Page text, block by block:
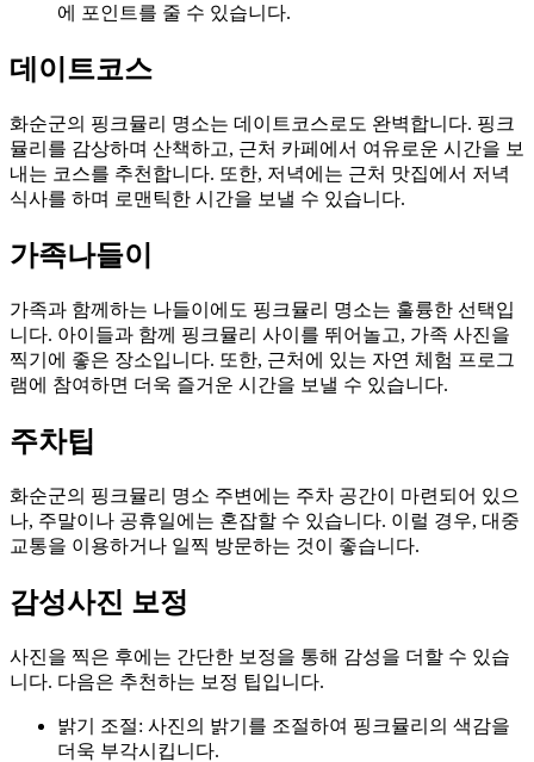
에 포인트를 줄 수 있습니다.
데이트코스
화순군의 핑크뮬리 명소는 데이트코스로도 완벽합니다. 핑크
뮬리를 감상하며 산책하고, 근처 카페에서 여유로운 시간을 보
내는 코스를 추천합니다. 또한, 저녁에는 근처 맛집에서 저녁
식사를 하며 로맨틱한 시간을 보낼 수 있습니다.
가족나들이
가족과 함께하는 나들이에도 핑크뮬리 명소는 훌륭한 선택입
니다. 아이들과 함께 핑크뮬리 사이를 뛰어놀고, 가족 사진을
찍기에 좋은 장소입니다. 또한, 근처에 있는 자연 체험 프로그
램에 참여하면 더욱 즐거운 시간을 보낼 수 있습니다.
주차팁
화순군의 핑크뮬리 명소 주변에는 주차 공간이 마련되어 있으
나, 주말이나 공휴일에는 혼잡할 수 있습니다. 이럴 경우, 대중
교통을 이용하거나 일찍 방문하는 것이 좋습니다.
감성사진 보정
사진을 찍은 후에는 간단한 보정을 통해 감성을 더할 수 있습
니다. 다음은 추천하는 보정 팁입니다.
밝기 조절: 사진의 밝기를 조절하여 핑크뮬리의 색감을
더욱 부각시킵니다.